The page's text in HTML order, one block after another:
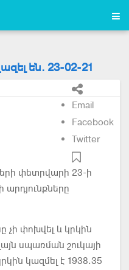
են. 23-02-21
Email
Facebook
Twitter
փետրվարի 23-ի
չի փոխվել և կրկին
սպառման շուկայի
կազմել է 1938.35